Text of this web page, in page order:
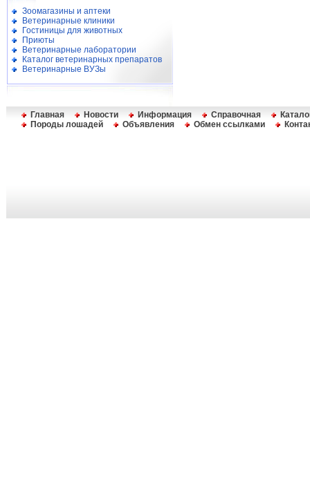
Зоомагазины и аптеки
Ветеринарные клиники
Гостиницы для животных
Приюты
Ветеринарные лаборатории
Каталог ветеринарных препаратов
Ветеринарные ВУЗы
Главная Новости Информация Справочная
Породы лошадей
Объявления Обмен ссылками